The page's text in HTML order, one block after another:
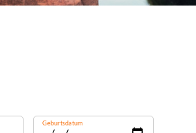
Geburtsdatum